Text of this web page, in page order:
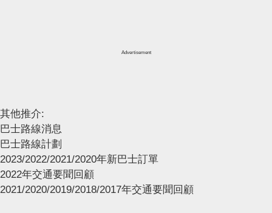
Advertisement
其他推介:
巴士路線消息
巴士路線計劃
2023/2022/2021/2020年新巴士訂單
2022年交通要聞回顧
2021/2020/2019/2018/2017年交通要聞回顧